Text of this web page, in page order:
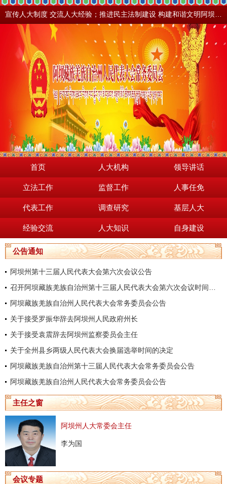
首页 人大机构 领导讲话
立法工作 监督工作 人事任免
代表工作 调查研究 基层人大
经验交流 人大知识 自身建设
公告通知
阿坝州第十三届人民代表大会第六次会议公告
阿坝藏族羌族自治州人民代表大会常务委员会公告
关于接受罗振华辞去阿坝州人民政府州长
关于接受袁震辞去阿坝州监察委员会主任
关于全州县乡两级人民代表大会换届选举时间的决定
阿坝藏族羌族自治州第十三届人民代表大会常务委员会公告
阿坝藏族羌族自治州人民代表大会常务委员会公告
主任之窗
阿坝州人大常委会主任
李为国
会议专题